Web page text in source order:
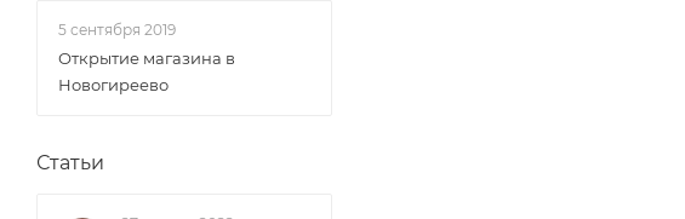
5 сентября 2019
Открытие магазина в
Новогиреево
Статьи